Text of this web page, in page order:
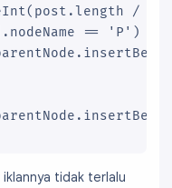
/ 2);
== 'P') {
tidak terlalu